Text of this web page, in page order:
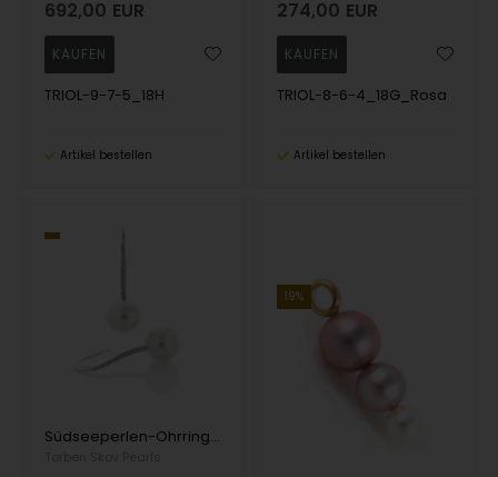
692,00 EUR
TRIOL-9-7-5_18H
Artikel bestellen
274,00 EUR
TRIOL-8-6-4_18G_Rosa
Artikel bestellen
Südseeperlen-Ohrringe 12 mm fast rund mit 0,20 ct TW/VVS-VS Diamanten im Brillantschliff
19%